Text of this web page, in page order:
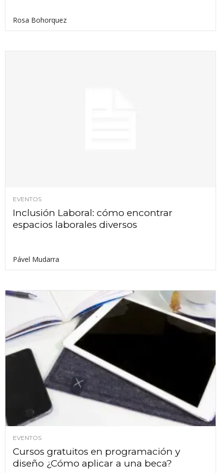
Rosa Bohorquez
EVENTOS
Inclusión Laboral: cómo encontrar
espacios laborales diversos
Pável Mudarra
EVENTOS
Cursos gratuitos en programación y
diseño ¿Cómo aplicar a una beca?